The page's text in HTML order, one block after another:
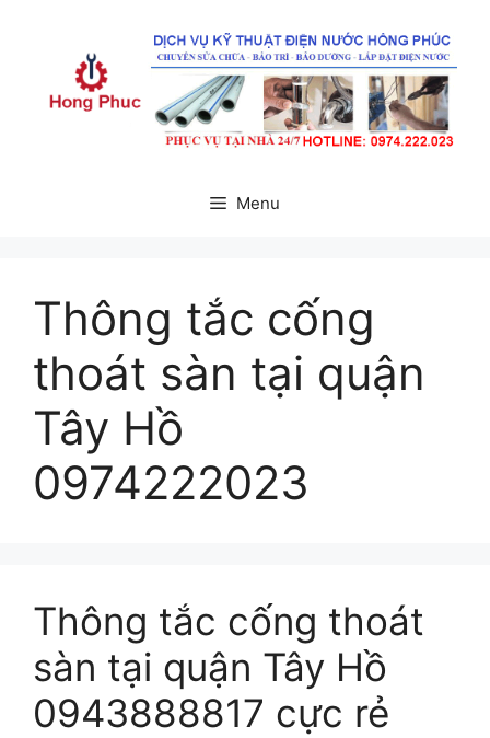
Menu
Thông tắc cống
thoát sàn tại quận
Tây Hồ
0974222023
Thông tắc cống thoát
sàn tại quận Tây Hồ
0943888817 cực rẻ